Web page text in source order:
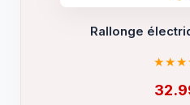
Rallonge